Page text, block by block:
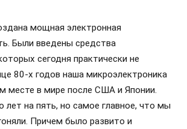
мощная электронная
Были введены средства
сегодня практически не
80-х годов наша микроэлектроника
месте в мире после США и Японии.
лет на пять, но самое главное, что мы
Причем было развито и